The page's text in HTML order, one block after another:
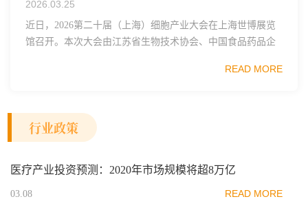
2026.03.25
近日，2026第二十届（上海）细胞产业大会在上海世博展览
馆召开。本次大会由江苏省生物技术协会、中国食品药品企
范区生物医药行业协会、瑞士日内瓦长寿科学...
READ MORE
行业政策
医疗产业投资预测：2020年市场规模将超8万亿
03.08 READ MORE